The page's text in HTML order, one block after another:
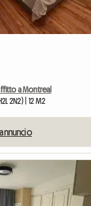
a Montreal
2N2) | 12 M2